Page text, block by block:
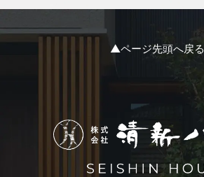
2023年11月
2023年8月
▲ページ先頭へ戻る